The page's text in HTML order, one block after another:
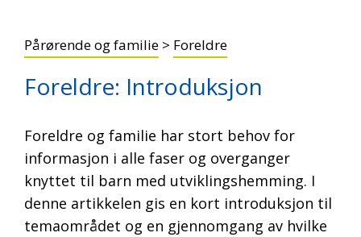
Pårørende og familie > Foreldre
Foreldre: Introduksjon
Foreldre og familie har stort behov for
informasjon i alle faser og overganger
knyttet til barn med utviklingshemming. I
denne artikkelen gis en kort introduksjon til
temaområdet og en gjennomgang av hvilke